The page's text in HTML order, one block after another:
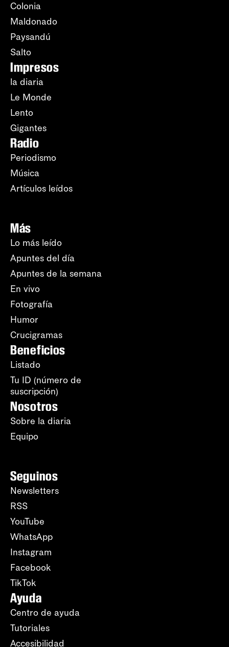
Colonia
Maldonado
Paysandú
Salto
Impresos
la diaria
Le Monde
Lento
Gigantes
Radio
Periodismo
Música
Artículos leídos
Más
Lo más leído
Apuntes del día
Apuntes de la semana
En vivo
Fotografía
Humor
Crucigramas
Beneficios
Listado
Tu ID (número de
suscripción)
Nosotros
Sobre la diaria
Equipo
Seguinos
Newsletters
RSS
YouTube
WhatsApp
Instagram
Facebook
TikTok
Ayuda
Centro de ayuda
Tutoriales
Accesibilidad